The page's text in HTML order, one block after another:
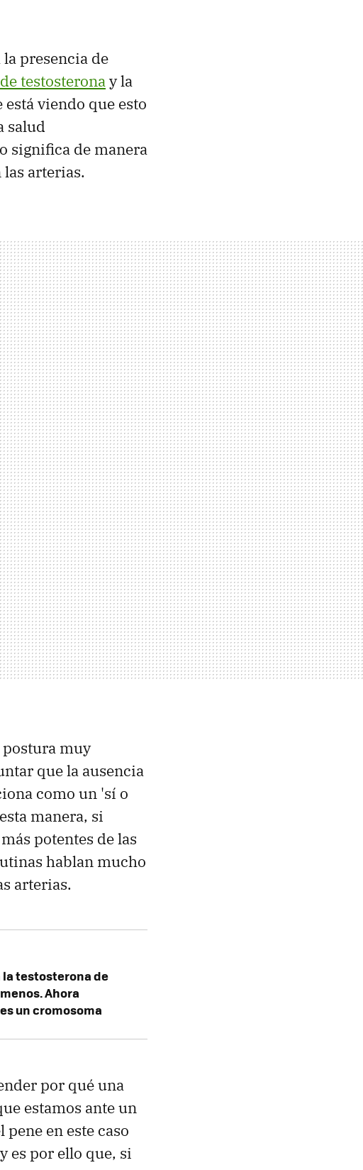
presencia de
testosteronay la
viendo que esto
salud
significa de manera
arterias.
muy
que la ausencia
como un 'sí o
manera, si
potentes de las
hablan mucho
arterias.
la testosterona de
Ahora
un cromosoma
por qué una
estamos ante un
en este caso
es por ello que, si